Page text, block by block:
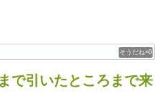
0
で引いたところまで来